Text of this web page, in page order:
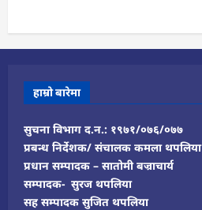
हाम्रो बारेमा
सुचना विभाग द.न.: १९७१/०७६/०७७
प्रबन्ध निर्देशक/ संचालक कमला थपलिया
प्रधान सम्पादक – सातोमी बज्राचार्य
सम्पादक- सुरज थपलिया
सह सम्पादक सुजित थपलिया